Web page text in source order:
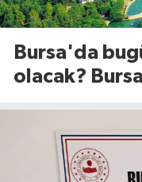
Bursa'da
olacak?